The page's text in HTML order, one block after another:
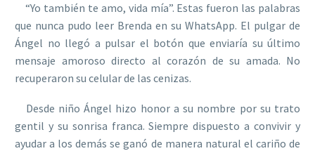
“Yo también te amo, vida mía”. Estas fueron las palabras
que nunca pudo leer Brenda en su WhatsApp. El pulgar de
Ángel no llegó a pulsar el botón que enviaría su último
mensaje amoroso directo al corazón de su amada. No
recuperaron su celular de las cenizas.
Desde niño Ángel hizo honor a su nombre por su trato
gentil y su sonrisa franca. Siempre dispuesto a convivir y
ayudar a los demás se ganó de manera natural el cariño de